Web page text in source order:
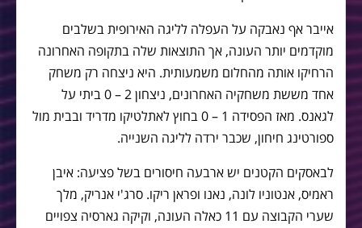
אייבר אף נאבקה על העפלה לליגה האירופית בשלבים
מוקדמים יותר העונה, אך התוצאות שלה בתקופה האחרונה
הרחיקו אותה מהחלום משמעותית. היא ניצחה רק משחק
אחד מששת משחקיה האחרונים, ניצחון 2 – 0 ביתי על
לגאנס. מאז הפסידה 1 – 0 בחוץ לאתלטיקו מדריד ובבית מול
ספורטינג חיחון, שכבר ירדה לליגה השנייה.
לבאסקים הקטנים יש ארבעה חיסורים בשל פציעה: איבן
ראמיס, אנטוניו לונה, נאנו ופראן ריקו. סרג'י אנריק, מלך
שערי הקבוצה עם 11 כאלה העונה, וקיקה גארסיה צפויים